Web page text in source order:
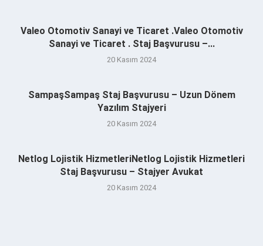
Valeo Otomotiv Sanayi ve Ticaret .Valeo Otomotiv
Sanayi ve Ticaret . Staj Başvurusu –...
20 Kasım 2024
SampaşSampaş Staj Başvurusu – Uzun Dönem
Yazılım Stajyeri
20 Kasım 2024
Netlog Lojistik HizmetleriNetlog Lojistik Hizmetleri
Staj Başvurusu – Stajyer Avukat
20 Kasım 2024